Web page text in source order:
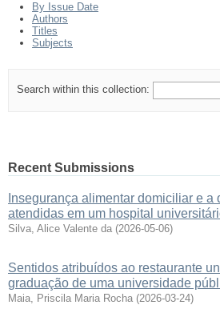
By Issue Date
Authors
Titles
Subjects
Search within this collection:
Recent Submissions
Insegurança alimentar domiciliar e
atendidas em um hospital
Silva, Alice Valente da (2026-05-06)
Sentidos atribuídos ao restaurante
graduação de uma universidade
Maia, Priscila Maria Rocha (2026-03-24)